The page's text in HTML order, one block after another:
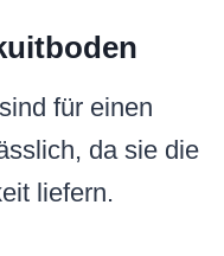
für einen
da sie die
liefern.